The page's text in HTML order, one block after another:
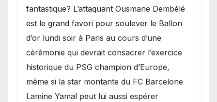
fantastique? L’attaquant Ousmane Dembélé
est le grand favori pour soulever le Ballon
d’or lundi soir à Paris au cours d’une
cérémonie qui devrait consacrer l’exercice
historique du PSG champion d’Europe,
même si la star montante du FC Barcelone
Lamine Yamal peut lui aussi espérer